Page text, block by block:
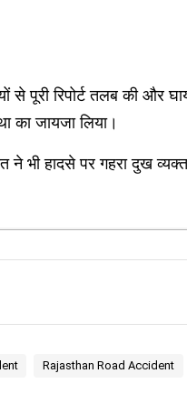
से पूरी रिपोर्ट तलब की
का जायजा लिया।
ने भी हादसे पर गहरा दुख
Rajasthan Road Accident